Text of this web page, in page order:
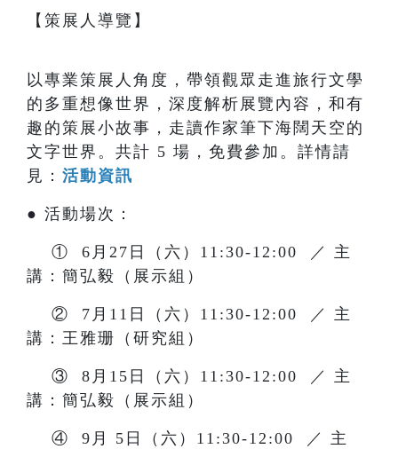
【策展人導覽】
以專業策展人角度，帶領觀眾走進旅行文學
的多重想像世界，深度解析展覽內容，和有
趣的策展小故事，走讀作家筆下海闊天空的
文字世界。共計 5 場，免費參加。詳情請
見： 活動資訊
● 活動場次：
① 6月27日（六）11:30-12:00 ／ 主
講：簡弘毅（展示組）
② 7月11日（六）11:30-12:00 ／ 主
講：王雅珊（研究組）
③ 8月15日（六）11:30-12:00 ／ 主
講：簡弘毅（展示組）
④ 9月 5日（六）11:30-12:00 ／ 主